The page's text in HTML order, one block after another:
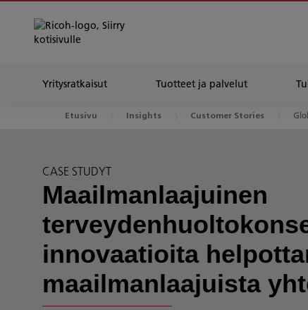
Yritysratkaisut Tuotteet ja palvelut
Etusivu Insights Customer Stories
CASE STUDYT
Maailmanlaajuinen
innovaatioita
maailmanlaajuista